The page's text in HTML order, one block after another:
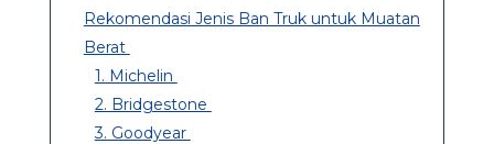
Rekomendasi Jenis Ban Truk untuk Muatan
Berat
1. Michelin
2. Bridgestone
3. Goodyear